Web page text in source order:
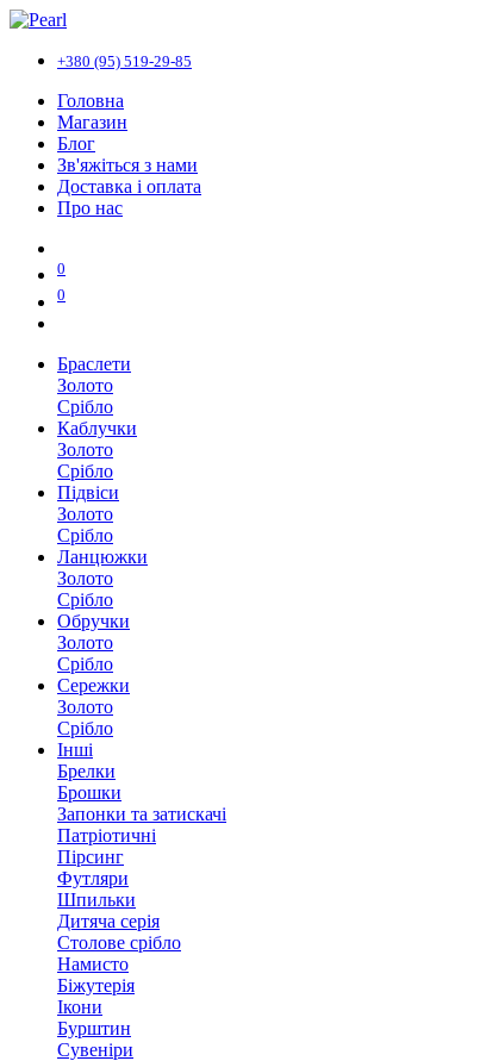
+380 (95) 519-29-85
Головна
Магазин
Блог
Зв'яжіться з нами
Доставка і оплата
Про нас
0
0
Браслети
Золото
Срібло
Каблучки
Золото
Срібло
Підвіси
Золото
Срібло
Ланцюжки
Золото
Срібло
Обручки
Золото
Срібло
Сережки
Золото
Срібло
Інші
Брелки
Брошки
Запонки та затискачі
Патріотичні
Пірсинг
Футляри
Шпильки
Дитяча серія
Столове срібло
Намисто
Біжутерія
Ікони
Бурштин
Сувеніри